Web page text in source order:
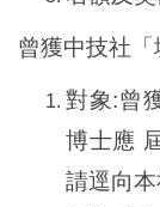
曾獲中技社
對象:曾
博士應
請逕向本